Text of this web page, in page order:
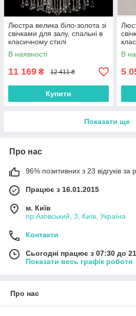
Люстра велика біло-золота зі
свічками для залу, спальні в
класичному стилі
В наявності
11 169 ₴ 12 411 ₴
Купити
В
5
Показати ще
Про нас
96% позитивних з 23 відгуків за
Працює з 16.01.2015
м. Київ
пр.Азовський, 3, Київ, Україна
Контакти
Сьогодні працює з 07:30 до
Показати весь графік роботи
Про нас